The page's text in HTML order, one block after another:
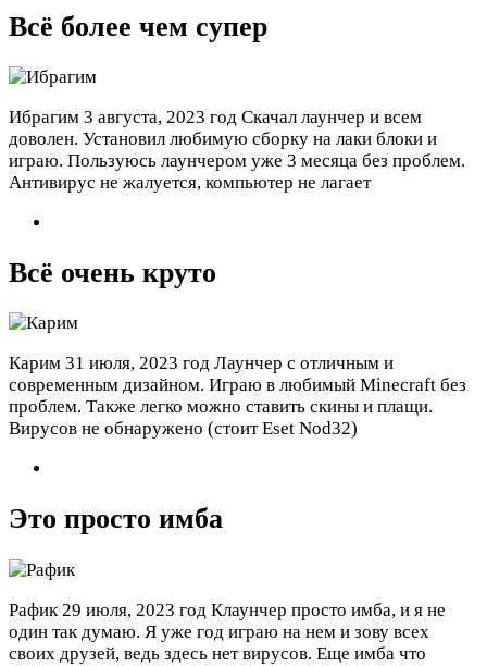
Всё более чем супер
Ибрагим 3 августа, 2023 год Скачал лаунчер и всем
доволен. Установил любимую сборку на лаки блоки и
играю. Пользуюсь лаунчером уже 3 месяца без проблем.
Антивирус не жалуется, компьютер не лагает
Всё очень круто
Карим 31 июля, 2023 год Лаунчер с отличным и
современным дизайном. Играю в любимый Minecraft без
проблем. Также легко можно ставить скины и плащи.
Вирусов не обнаружено (стоит Eset Nod32)
Это просто имба
Рафик 29 июля, 2023 год Клаунчер просто имба, и я не
один так думаю. Я уже год играю на нем и зову всех
своих друзей, ведь здесь нет вирусов. Еще имба что